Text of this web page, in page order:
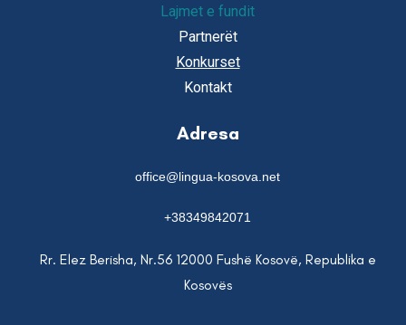
Lajmet e fundit
Partnerët
Konkurset
Kontakt
Adresa
office@lingua-kosova.net
+38349842071
Rr. Elez Berisha, Nr.56 12000 Fushë Kosovë, Republika e
Kosovës